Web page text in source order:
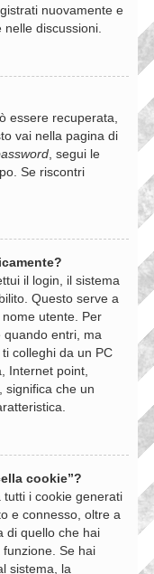
nuovamente e
discussioni.
essere recuperata,
vai nella pagina di
, segui le
Se riscontri
il login, il sistema
Questo serve a
utente. Per
quando entri, ma
colleghi da un PC
Internet point,
significa che un
cookie”?
tutti i cookie generati
e connesso, oltre a
di quello che hai
funzione. Se hai
sistema, la